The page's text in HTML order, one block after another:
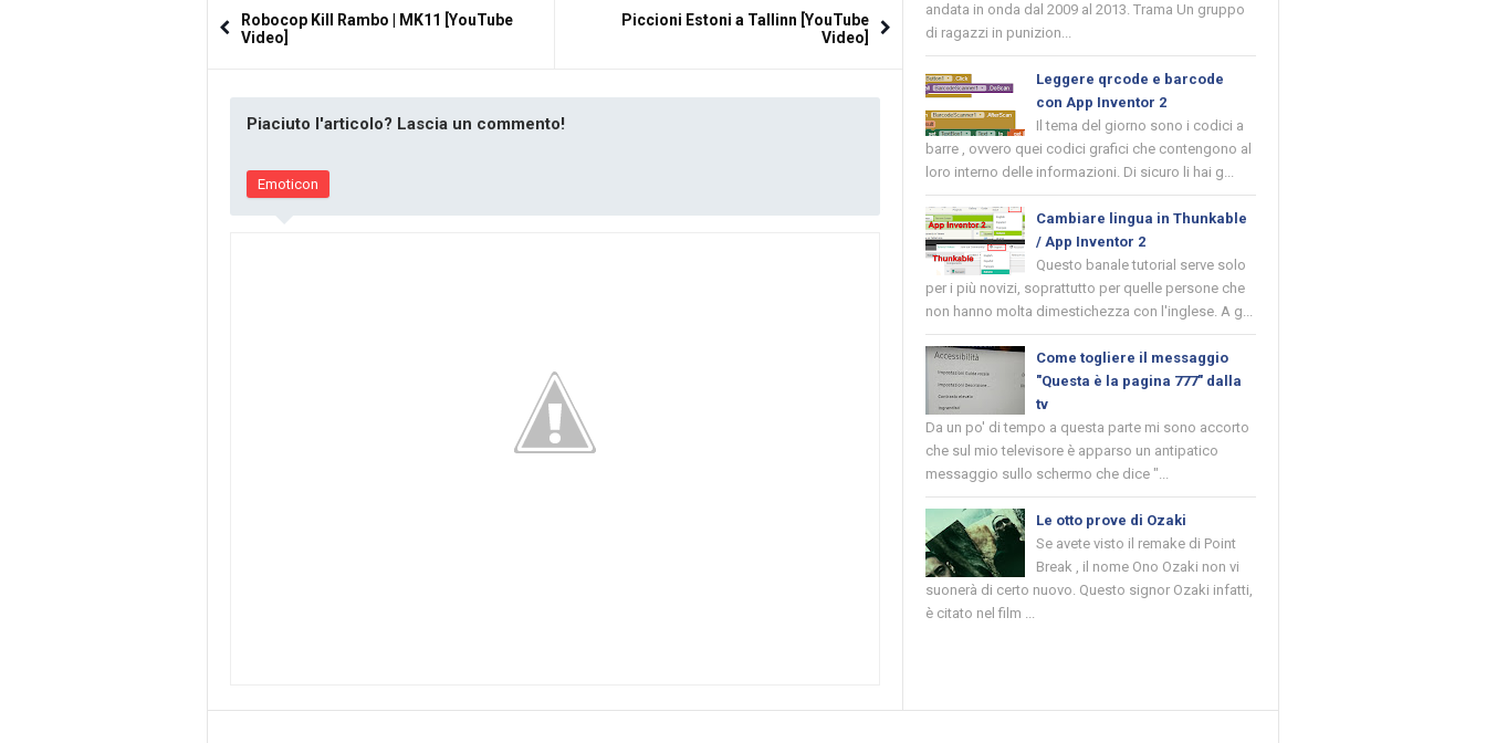
Robocop Kill Rambo | MK11 [YouTube
Video]
Piccioni Estoni a Tallinn [YouTube
Video]
Piaciuto l'articolo? Lascia un commento!
Emoticon
andata in onda dal 2009 al 2013. Trama Un gruppo
di ragazzi in punizion...
Leggere qrcode e barcode
con App Inventor 2
Il tema del giorno sono i codici a
barre , ovvero quei codici grafici che contengono al
loro interno delle informazioni. Di sicuro li hai g...
Cambiare lingua in Thunkable
/ App Inventor 2
Questo banale tutorial serve solo
per i più novizi, soprattutto per quelle persone che
non hanno molta dimestichezza con l'inglese. A g...
Come togliere il messaggio
"Questa è la pagina 777" dalla
tv
Da un po' di tempo a questa parte mi sono accorto
che sul mio televisore è apparso un antipatico
messaggio sullo schermo che dice "...
Le otto prove di Ozaki
Se avete visto il remake di Point
Break , il nome Ono Ozaki non vi
suonerà di certo nuovo. Questo signor Ozaki infatti,
è citato nel film ...